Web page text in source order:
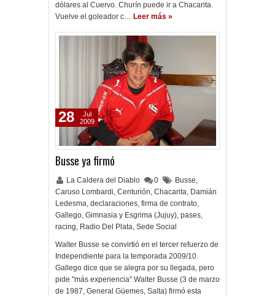
dólares al Cuervo. Churín puede ir a Chacarita.
Vuelve el goleador c… Leer más »
Busse ya firmó
La Caldera del Diablo 0 Busse,
Caruso Lombardi, Centurión, Chacarita, Damián
Ledesma, declaraciones, firma de contrato,
Gallego, Gimnasia y Esgrima (Jujuy), pases,
racing, Radio Del Plata, Sede Social
Walter Busse se convirtió en el tercer refuerzo de
Independiente para la temporada 2009/10.
Gallego dice que se alegra por su llegada, pero
pide "más experiencia".Walter Busse (3 de marzo
de 1987, General Güemes, Salta) firmó esta
28
Jul
2009